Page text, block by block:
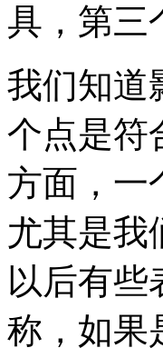
具，第三
我们知道
个点是符
方面，一
尤其是我
以后有些
称，如果